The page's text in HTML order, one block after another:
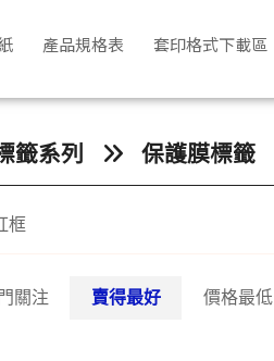
產品規格表 套印格式下載區
籤系列 保護膜標籤
框
關注 賣得最好 價格最低